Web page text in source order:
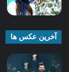
آخرین عکس ها